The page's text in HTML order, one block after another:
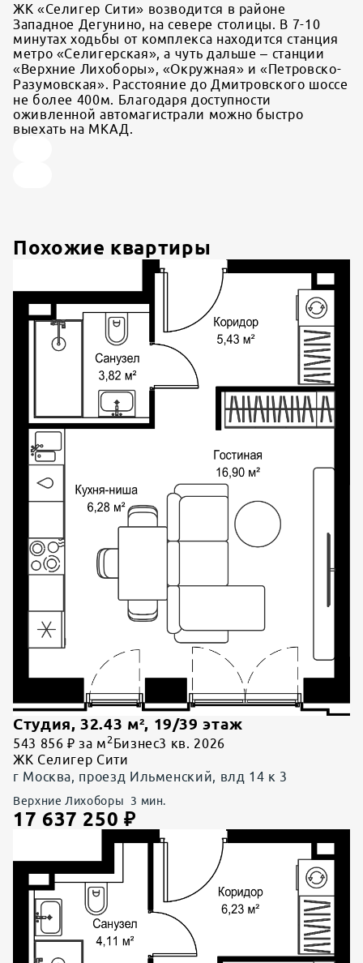
ЖК «Селигер Сити» возводится в районе
Западное Дегунино, на севере столицы. В 7-10
минутах ходьбы от комплекса находится станция
метро «Селигерская», а чуть дальше – станции
«Верхние Лихоборы», «Окружная» и «Петровско-
Разумовская». Расстояние до Дмитровского шоссе
не более 400м. Благодаря доступности
оживленной автомагистрали можно быстро
выехать на МКАД.
Похожие квартиры
Студия, 32.43 м², 19/39 этаж
543 856 ₽ за м 2 Бизнес3 кв. 2026
ЖК Селигер Сити
г Москва, проезд Ильменский, влд 14 к 3
Верхние Лихоборы 3 мин.
17 637 250 ₽